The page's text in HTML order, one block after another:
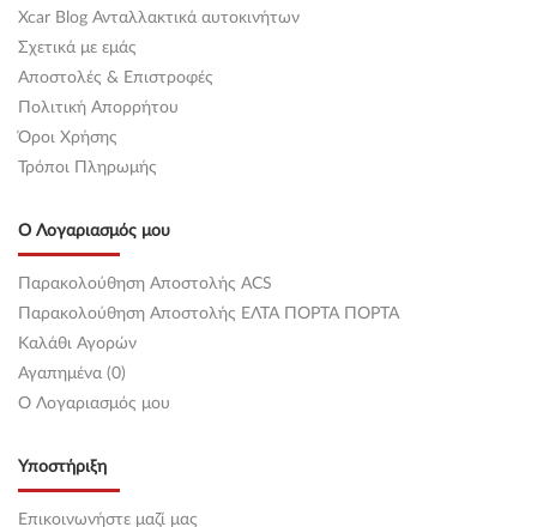
Xcar Blog Ανταλλακτικά αυτοκινήτων
Σχετικά με εμάς
Αποστολές & Επιστροφές
Πολιτική Απορρήτου
Όροι Χρήσης
Τρόποι Πληρωμής
Ο Λογαριασμός μου
Παρακολούθηση Αποστολής ACS
Παρακολούθηση Αποστολής ΕΛΤΑ ΠΟΡΤΑ ΠΟΡΤΑ
Καλάθι Αγορών
Αγαπημένα (0)
O Λογαριασμός μου
Υποστήριξη
Επικοινωνήστε μαζί μας